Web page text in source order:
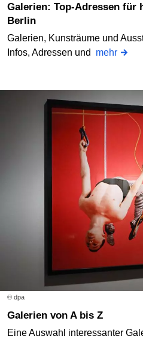
Galerien: Top-Adressen für herausragende Kunst in
Berlin
Galerien, Kunsträume und
Infos, Adressen und mehr
© dpa
Galerien von A bis Z
Eine Auswahl interessanter